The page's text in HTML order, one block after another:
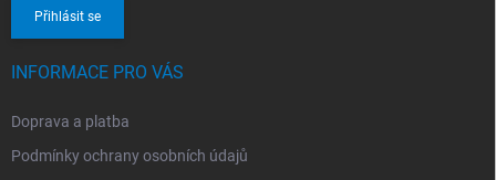
Přihlásit se
INFORMACE PRO VÁS
Doprava a platba
Podmínky ochrany osobních údajů